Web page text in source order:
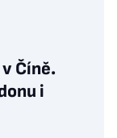
Číně.
i